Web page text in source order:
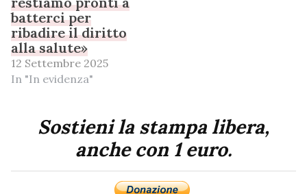
batterci per
ribadire il diritto
alla salute»
12 Settembre 2025
In "In evidenza"
Sostieni la stampa libera,
anche con 1 euro.